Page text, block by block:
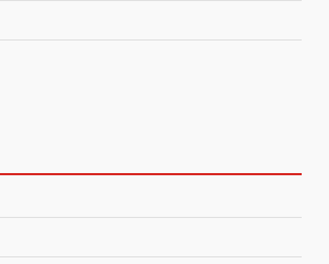
motociclista en Yuriria